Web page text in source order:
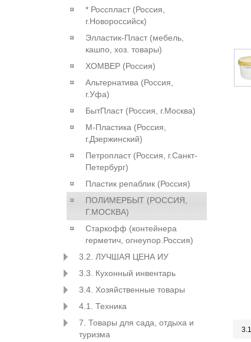
* Росспласт (Россия,
г.Новороссийск)
Элластик-Пласт (мебель,
кашпо, хоз. товары)
ХОМВЕР (Россия)
Альтернатива (Россия,
г.Уфа)
БытПласт (Россия, г.Москва)
М-Пластика (Россия,
г.Дзержинский)
Петропласт (Россия, г.Санкт-
Петербург)
Пластик репаблик (Россия)
ПОЛИМЕРБЫТ (РОССИЯ,
Г.МОСКВА)
Старкофф (контейнера
герметич, огнеупор.Россия)
3.2. ЛУЧШАЯ ЦЕНА ИУ
3.3. Кухонный инвентарь
3.4. Хозяйственные товары
4.1. Техника
7. Товары для сада, отдыха и
туризма